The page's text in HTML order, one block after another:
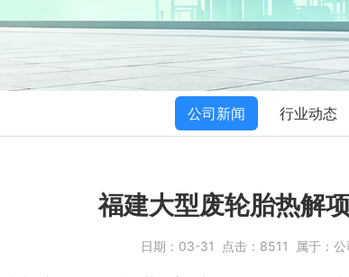
公司新闻 行业动态
福建大型废轮胎热解
日期： 03-31 点击： 8511 属于： 公